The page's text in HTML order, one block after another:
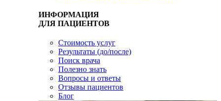
ИНФОРМАЦИЯ
ДЛЯ ПАЦИЕНТОВ
Стоимость услуг
Результаты (до/после)
Поиск врача
Полезно знать
Вопросы и ответы
Отзывы пациентов
Блог